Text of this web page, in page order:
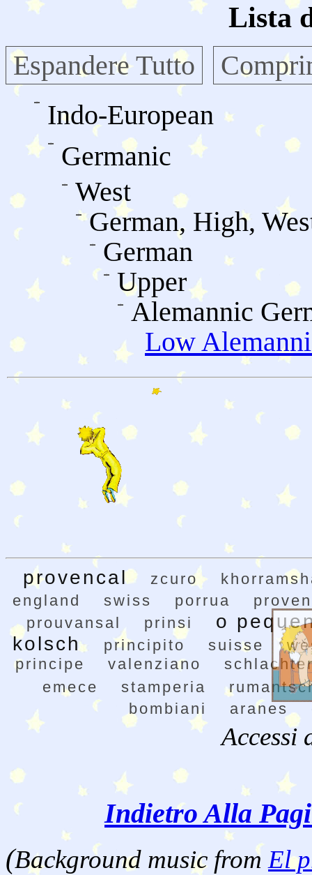
Lista
Espandere Tutto
Indo-European
Germanic
West
German, High,
German
Upper
Alemannic
Low
provencal zcuro
england
swiss porrua
prouvansal
prinsi
o
kolsch
principito suisse
principe
valenziano
emece
stamperia
bombiani
aranes
Accessi
Indietro Alla
(Background music from El